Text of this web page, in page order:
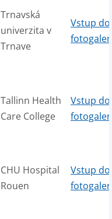
Trnavská
univerzita v
Trnave
Vstup do
Tallinn Health
Care College
Vstup do
CHU Hospital
Rouen
Vstup do